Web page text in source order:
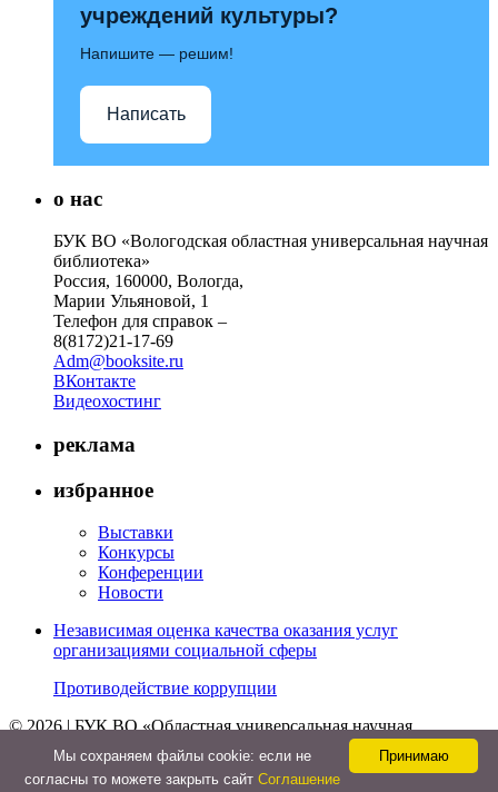
учреждений культуры?
Напишите — решим!
Написать
о нас
БУК ВО «Вологодская областная универсальная научная
библиотека»
Россия, 160000, Вологда,
Марии Ульяновой, 1
Телефон для справок –
8(8172)21-17-69
Adm@booksite.ru
ВКонтакте
Видеохостинг
реклама
избранное
Выставки
Конкурсы
Конференции
Новости
Независимая оценка качества оказания услуг
организациями социальной сферы
Противодействие коррупции
© 2026 | БУК ВО «Областная универсальная научная
библиотека»
Принимаю
Мы cохраняем файлы cookie: если не
согласны то можете закрыть сайт Соглашение